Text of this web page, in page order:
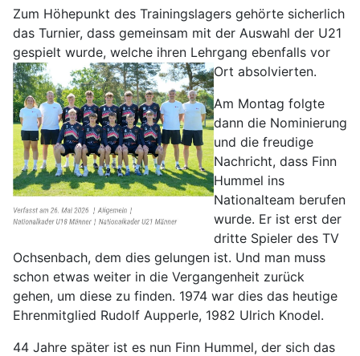
Zum Höhepunkt des Trainingslagers gehörte sicherlich
das Turnier, dass gemeinsam mit der Auswahl der U21
gespielt wurde, welche ihren Lehrgang ebenfalls vor
Ort absolvierten.
Am Montag folgte
dann die Nominierung
und die freudige
Nachricht, dass Finn
Hummel ins
Nationalteam berufen
wurde. Er ist erst der
dritte Spieler des TV
Ochsenbach, dem dies gelungen ist. Und man muss
schon etwas weiter in die Vergangenheit zurück
gehen, um diese zu finden. 1974 war dies das heutige
Ehrenmitglied Rudolf Aupperle, 1982 Ulrich Knodel.
44 Jahre später ist es nun Finn Hummel, der sich das